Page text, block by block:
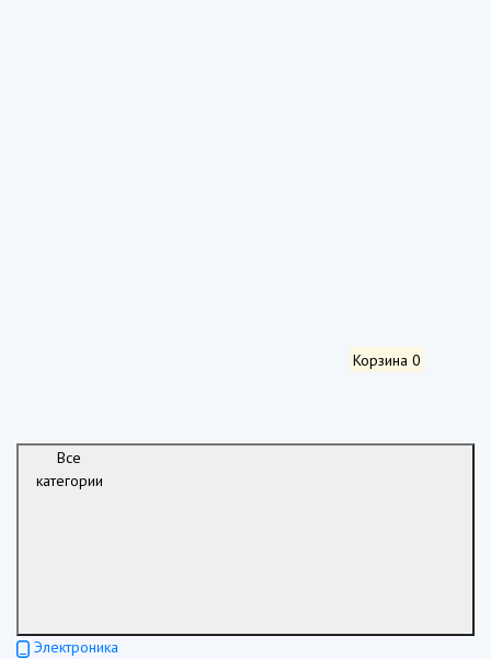
Корзина 0
Все
категории
Электроника